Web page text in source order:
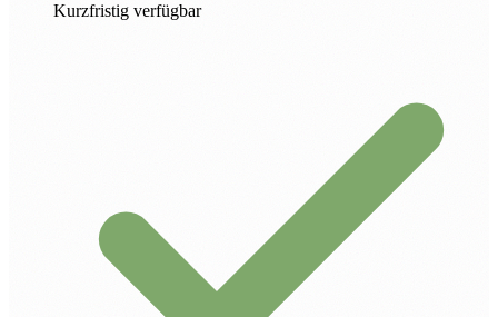
Kurzfristig verfügbar